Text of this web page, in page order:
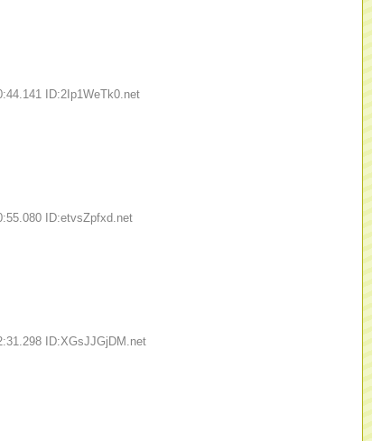
ID:2Ip1WeTk0.net
ID:etvsZpfxd.net
ID:XGsJJGjDM.net